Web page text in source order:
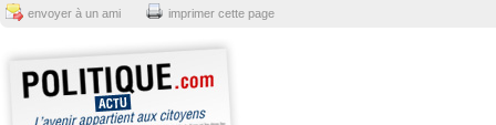
envoyer à un ami imprimer cette page